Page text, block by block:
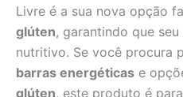
Livre é a sua nova opção
glúten, garantindo que
nutritivo. Se você procura
barras energéticas e
glúten, este produto é